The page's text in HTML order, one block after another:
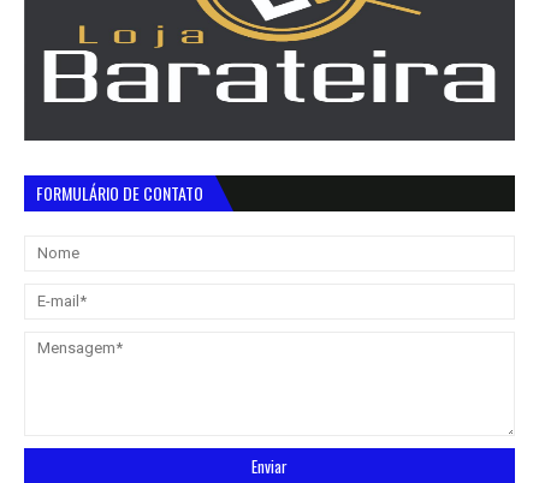
FORMULÁRIO DE CONTATO